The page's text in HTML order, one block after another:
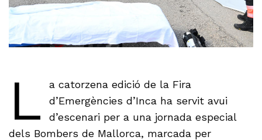
L
a catorzena edició de la Fira
d’Emergències d’Inca ha servit avui
d’escenari per a una jornada especial
dels Bombers de Mallorca, marcada per